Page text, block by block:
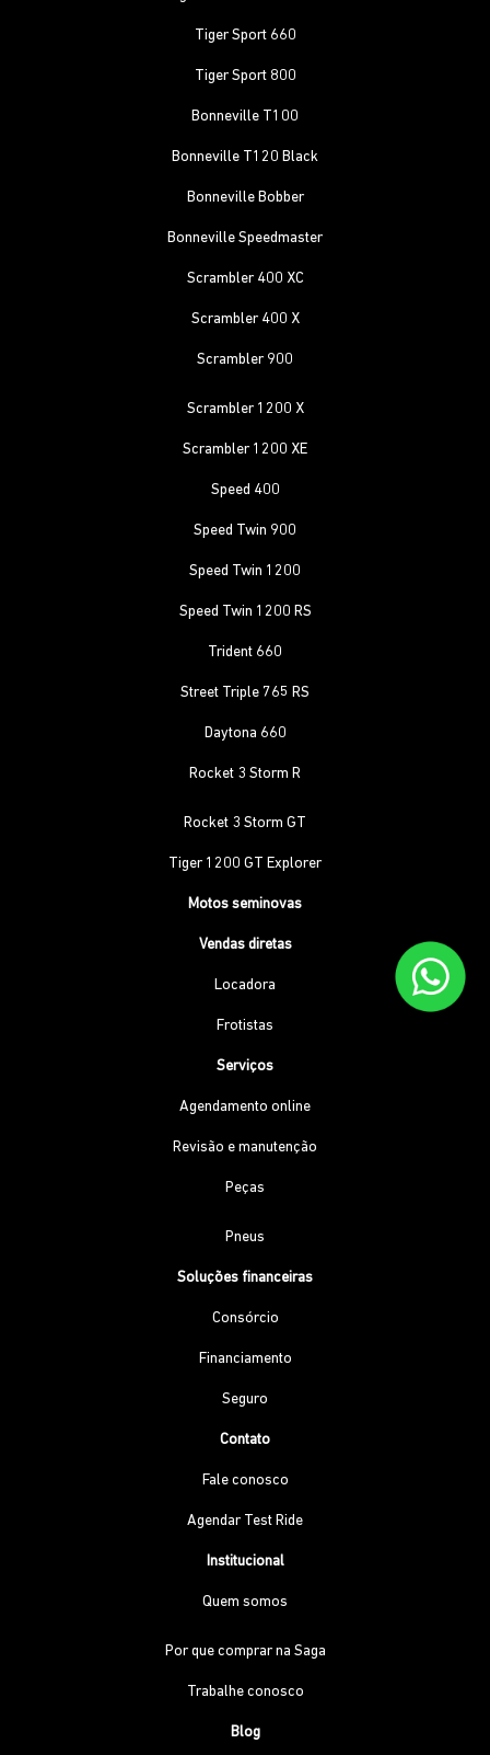
Tiger Sport 660
Tiger Sport 800
Bonneville T100
Bonneville T120 Black
Bonneville Bobber
Bonneville Speedmaster
Scrambler 400 XC
Scrambler 400 X
Scrambler 900
Scrambler 1200 X
Scrambler 1200 XE
Speed 400
Speed Twin 900
Speed Twin 1200
Speed Twin 1200 RS
Trident 660
Street Triple 765 RS
Daytona 660
Rocket 3 Storm R
Rocket 3 Storm GT
Tiger 1200 GT Explorer
Motos seminovas
Vendas diretas
Locadora
Frotistas
Serviços
Agendamento online
Revisão e manutenção
Peças
Pneus
Soluções financeiras
Consórcio
Financiamento
Seguro
Contato
Fale conosco
Agendar Test Ride
Institucional
Quem somos
Por que comprar na Saga
Trabalhe conosco
Blog